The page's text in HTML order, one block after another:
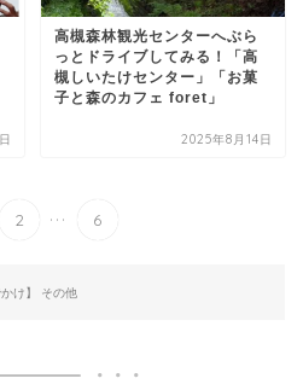
高槻森林観光センターへぶら
っとドライブしてみる！「高
槻しいたけセンター」「お菓
子と森のカフェ foret」
2025年8月14日
2 ... 6
かけ】 その他